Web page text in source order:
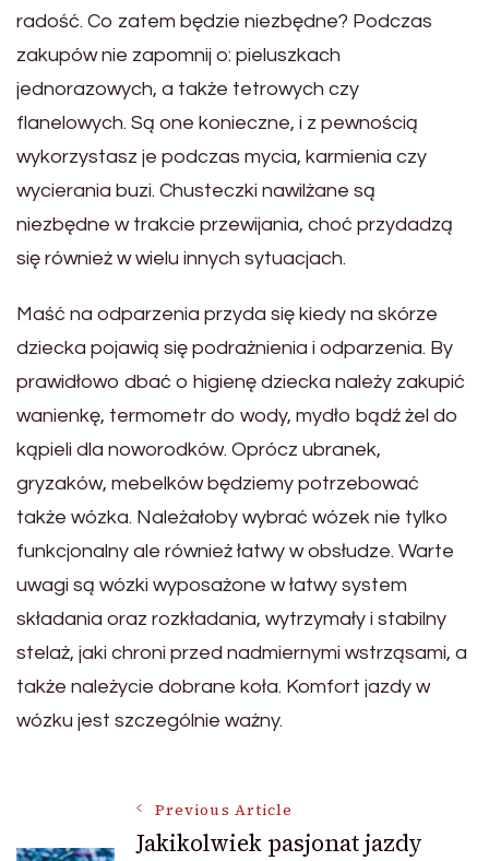
radość. Co zatem będzie niezbędne? Podczas
zakupów nie zapomnij o: pieluszkach
jednorazowych, a także tetrowych czy
flanelowych. Są one konieczne, i z pewnością
wykorzystasz je podczas mycia, karmienia czy
wycierania buzi. Chusteczki nawilżane są
niezbędne w trakcie przewijania, choć przydadzą
się również w wielu innych sytuacjach.
Maść na odparzenia przyda się kiedy na skórze
dziecka pojawią się podrażnienia i odparzenia. By
prawidłowo dbać o higienę dziecka należy zakupić
wanienkę, termometr do wody, mydło bądź żel do
kąpieli dla noworodków. Oprócz ubranek,
gryzaków, mebelków będziemy potrzebować
także wózka. Należałoby wybrać wózek nie tylko
funkcjonalny ale również łatwy w obsłudze. Warte
uwagi są wózki wyposażone w łatwy system
składania oraz rozkładania, wytrzymały i stabilny
stelaż, jaki chroni przed nadmiernymi wstrząsami, a
także należycie dobrane koła. Komfort jazdy w
wózku jest szczególnie ważny.
Previous Article
Jakikolwiek pasjonat jazdy